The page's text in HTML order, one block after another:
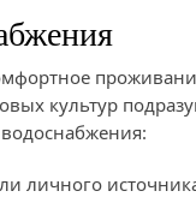
культур
личного